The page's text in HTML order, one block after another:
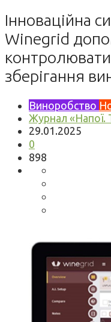
Інноваційна
Winegrid
зберігання
Виноробство
Журнал «Напої.
29.01.2025
0
898